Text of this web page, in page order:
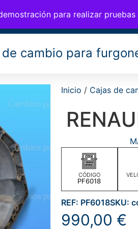
para realizar
PARA
de cambio para
Inicio / Cajas de
CÓDIGO
PF6018
REF: PF6018SKU:
990,00 €